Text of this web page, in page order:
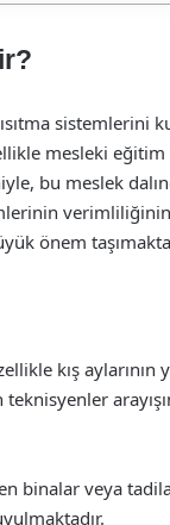
sistemlerini
mesleki
bu meslek
önem
kış
binalar veya